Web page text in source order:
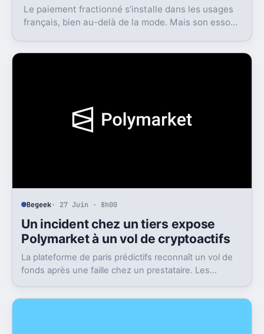
Le paiement fractionné s’installe dans les usages
français, bien au-delà de la mode. Mais son essor
Begeek· 27 Juin · 8h00
Un incident chez un tiers expose
Polymarket à un vol de cryptoactifs
La plateforme de paris prédictifs reconnaît un vol de
fonds après une faille chez un prestataire. Les
entier.